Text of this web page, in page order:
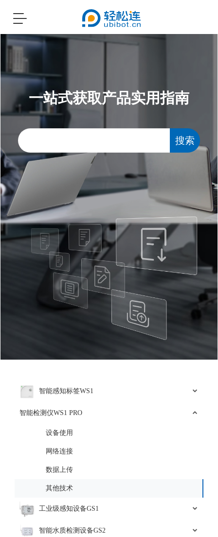
Toggle
一站式获取产品实用指南
搜索
智能感知标签WS1
智能检测仪WS1 PRO
设备使用
网络连接
数据上传
其他技术
工业级感知设备GS1
智能水质检测设备GS2